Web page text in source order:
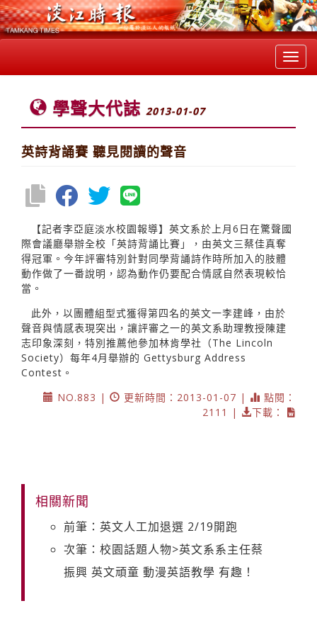
學聲大代誌 2013-01-07
英詩背誦賽 聽見閱讀的聲音
【記者李亞庭淡水校園報導】英文系於上月6日在驚聲國
際會議廳舉辦全校「英詩背誦比賽」，由英文三蔡佳真奪
得冠軍。今年評審特別針對同學背誦詩作時所加入的肢體
動作做了一番說明，認為動作仍要配合情感自然表現較恰
當。
此外，以團體組型式獲得第四名的英文一李建峰，由於
聲音與情感表現突出，讓評審之一的英文系助理教授陳建
志印象深刻，特別推薦他參加林肯學社（The Lincoln
Society）每年4月舉辦的 Gettysburg Address
Contest。
NO.883 |
更新時間：2013-01-07 |
點閱：
2111 |
下載：
相關新聞
前筆：英文人工加退選 2/19開跑
次筆：校園話題人物>英文系系主任蔡
振興 英文頑童 動漫英語教學 有趣！